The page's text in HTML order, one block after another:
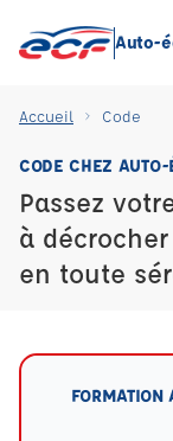
Auto-
Accueil Code
CODE CHEZ
Passez
à
en toute
FORMATION